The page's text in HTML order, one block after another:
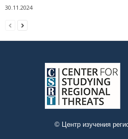
30.11.2024
© Центр изучения